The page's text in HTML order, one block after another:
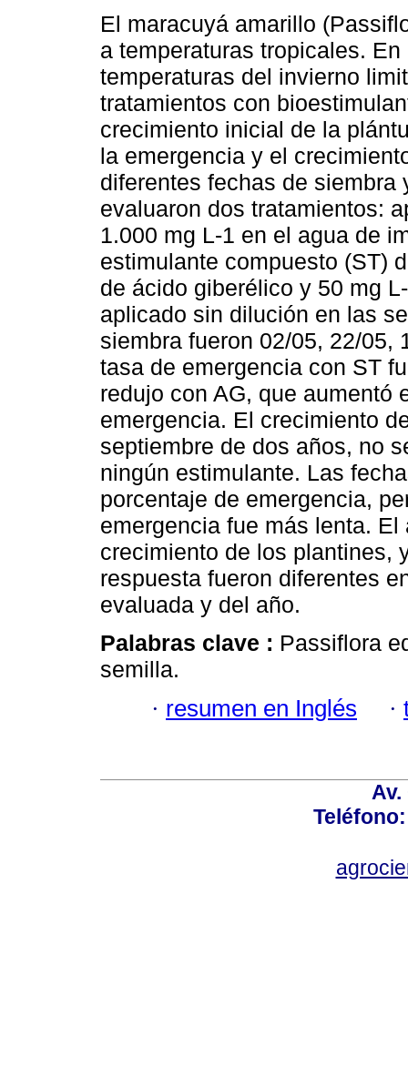
El maracuyá amarillo
a temperaturas tropicales.
temperaturas del invierno
tratamientos con
crecimiento inicial de la
la emergencia y el
diferentes fechas de
evaluaron dos tratamientos:
1.000 mg L-1 en el agua de
estimulante compuesto (ST)
de ácido giberélico y 50 mg
aplicado sin dilución en las
siembra fueron 02/05, 22/05,
tasa de emergencia con ST
redujo con AG, que aumentó
emergencia. El crecimiento
septiembre de dos años, no
ningún estimulante. Las
porcentaje de emergencia,
emergencia fue más lenta.
crecimiento de los plantines,
respuesta fueron diferentes
evaluada y del año.
Palabras clave : Passiflora
semilla.
· resumen en Inglés ·
Av.